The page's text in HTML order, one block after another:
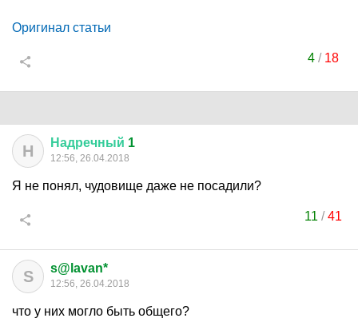
Оригинал статьи
4 / 18
Н Надречный 1
12:56, 26.04.2018
Я не понял, чудовище даже не посадили?
11 /41
S s@lavan*
12:56, 26.04.2018
что у них могло быть общего?